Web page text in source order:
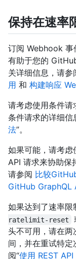
保持在速率
订阅 Webhook 事
有助于您的
关详细信息，请参
用 和 构建响应
请考虑使用条件
条件请求的详细信
法”。
如果可能，请考
API 请求来协助保
请参阅 比较
GitHub GraphQL
如果达到了速率限
ratelimit-reset
头不可用，请在
间，并在重试特
阅“使用 REST